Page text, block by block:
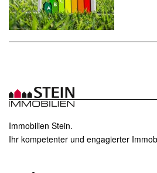
Immobilien Stein.
Ihr kompetenter und engagierter